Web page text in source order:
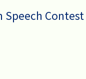
Speech